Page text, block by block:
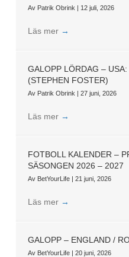
Av Patrik Obrink | 12 juli, 2026
Läs mer →
GALOPP LÖRDAG –
(STEPHEN FOSTER)
Av Patrik Obrink | 27 juni, 2026
Läs mer →
FOTBOLL KALENDER –
SÄSONGEN 2026 – 2027
Av BetYourLife | 21 juni, 2026
Läs mer →
GALOPP – ENGLAND /
Av BetYourLife | 20 juni, 2026